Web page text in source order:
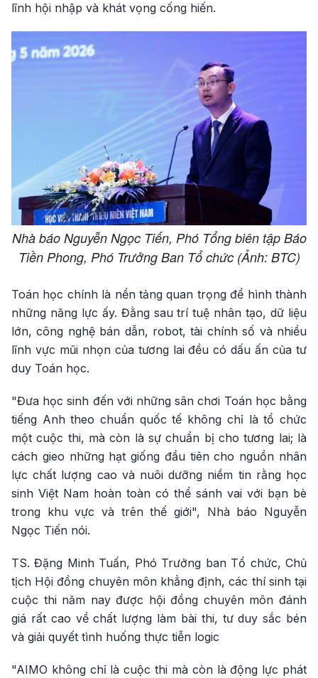
lĩnh hội nhập và khát vọng cống hiến.
Nhà báo Nguyễn Ngọc Tiến, Phó Tổng biên tập Báo
Tiền Phong, Phó Trưởng Ban Tổ chức (Ảnh: BTC)
Toán học chính là nền tảng quan trọng để hình thành
những năng lực ấy. Đằng sau trí tuệ nhân tạo, dữ liệu
lớn, công nghệ bán dẫn, robot, tài chính số và nhiều
lĩnh vực mũi nhọn của tương lai đều có dấu ấn của tư
duy Toán học.
"Đưa học sinh đến với những sân chơi Toán học bằng
tiếng Anh theo chuẩn quốc tế không chỉ là tổ chức
một cuộc thi, mà còn là sự chuẩn bị cho tương lai; là
cách gieo những hạt giống đầu tiên cho nguồn nhân
lực chất lượng cao và nuôi dưỡng niềm tin rằng học
sinh Việt Nam hoàn toàn có thể sánh vai với bạn bè
trong khu vực và trên thế giới", Nhà báo Nguyễn
Ngọc Tiến nói.
TS. Đặng Minh Tuấn, Phó Trưởng ban Tổ chức, Chủ
tịch Hội đồng chuyên môn khẳng định, các thí sinh tại
cuộc thi năm nay được hội đồng chuyên môn đánh
giá rất cao về chất lượng làm bài thi, tư duy sắc bén
và giải quyết tình huống thực tiễn logic
"AIMO không chỉ là cuộc thi mà còn là động lực phát